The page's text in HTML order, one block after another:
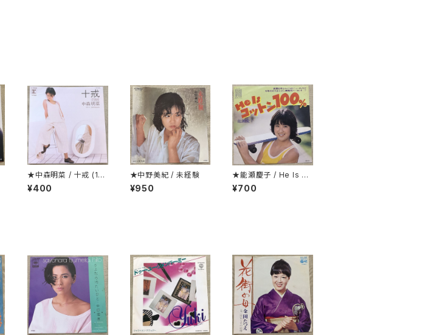
★中森明菜 / 十戒 (19
84)
¥400
★中野美紀 / 未経験
¥950
★能瀬慶子 / He Is コ
ットン100％
¥700